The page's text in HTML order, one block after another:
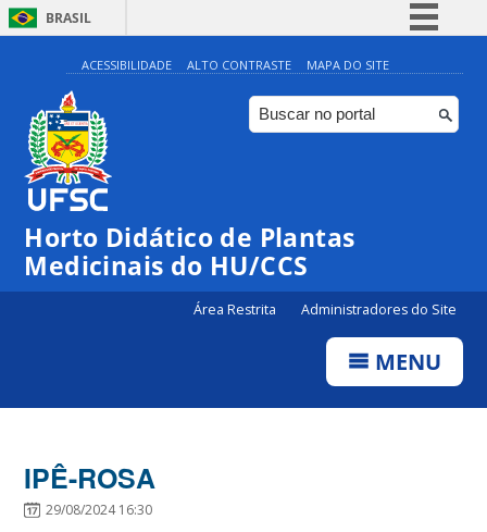
BRASIL
Simplifique!
Comunica BR
Participe
Canais
ACESSIBILIDADE ALTO CONTRASTE MAPA DO SITE
Horto Didático de Plantas
Medicinais do HU/CCS
Área Restrita Administradores do Site
MENU
IPÊ-ROSA
29/08/2024 16:30